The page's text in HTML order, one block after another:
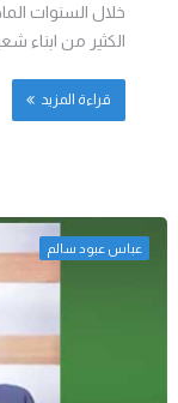
خلال السنوات
الكثير من ابناء
قراءة المزيد
عباس عبود سالم